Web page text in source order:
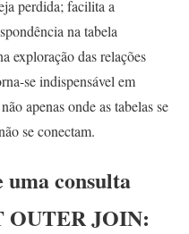
perdida; facilita a
na tabela
exploração das relações
se indispensável em
apenas onde as tabelas se
se conectam.
consulta
OUTER JOIN: